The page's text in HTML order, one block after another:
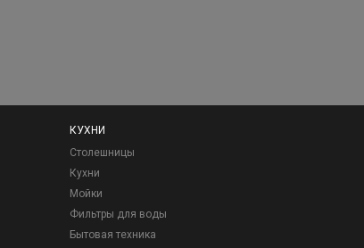
КУХНИ
Столешницы
Кухни
Мойки
Фильтры для воды
Бытовая техника